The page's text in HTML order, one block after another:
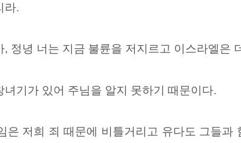
라.
, 정녕 너는 지금 불륜을 저지르고 이스라엘은
기가 있어 주님을 알지 못하기 때문이다.
은 저희 죄 때문에 비틀거리고 유다도 그들과